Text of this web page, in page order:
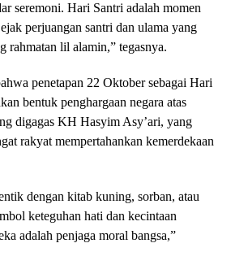
seremoni. Hari Santri adalah momen
perjuangan santri dan ulama yang
rahmatan lil alamin,” tegasnya.
penetapan 22 Oktober sebagai Hari
bentuk penghargaan negara atas
digagas KH Hasyim Asy’ari, yang
rakyat mempertahankan kemerdekaan
dengan kitab kuning, sorban, atau
keteguhan hati dan kecintaan
adalah penjaga moral bangsa,”